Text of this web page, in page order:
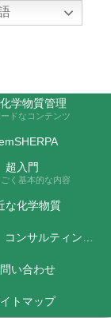
取り上げます
学物質管理
ドなコンテンツ
超入門
く基本的な内容
な化学物質
事業内容、コンサルティング料金など
い合わせ
トマップ